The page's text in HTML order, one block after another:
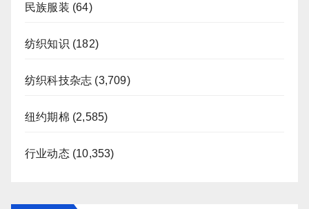
民族服装 (64)
纺织知识 (182)
纺织科技杂志 (3,709)
纽约期棉 (2,585)
行业动态(10,353)